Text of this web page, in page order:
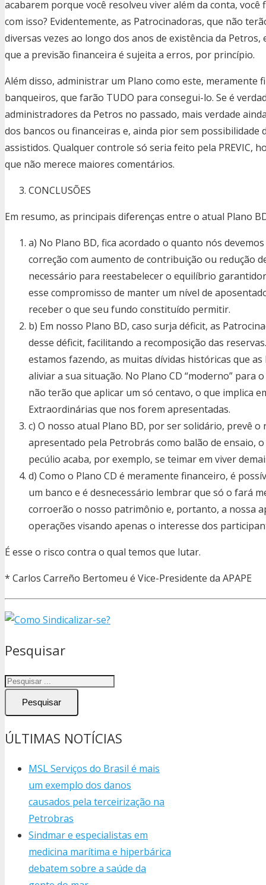
acabarem porque você resolveu viver além da conta,
com isso? Evidentemente, as Patrocinadoras, que não
diversas vezes ao longo dos anos de existência da
que a previsão financeira é sujeita a erros, por princípio.
Além disso, administrar um Plano como este, meramente
banqueiros, que farão TUDO para consegui-lo. Se é
administradores da Petros no passado, mais verdade
dos bancos ou financeiras e, ainda pior sem
assistidos. Qualquer controle só seria feito pela PREVIC,
que não merece maiores comentários.
CONCLUSÕES
Em resumo, as principais diferenças entre o atual Plano
a) No Plano BD, fica acordado o quanto nós
correção com aumento de contribuição ou redução
necessário para reestabelecer o equilíbrio
esse compromisso de manter um nível de
receber o que seu fundo constituído permitir.
b) Em nosso Plano BD, caso surja déficit, as
desse déficit, facilitando a recomposição das
estamos fazendo, as muitas dívidas históricas que
aliviar a sua situação. No Plano CD “moderno” para
não terão que aplicar um só centavo, o que implica
Extraordinárias que nos forem apresentadas.
c) O nosso atual Plano BD, por ser solidário, prevê
apresentado pela Petrobrás como balão de ensaio,
pecúlio acaba, por exemplo, se teimar em viver
d) Como o Plano CD é meramente financeiro, é
um banco e é desnecessário lembrar que só o fará
corroerão o nosso patrimônio e, portanto, a nossa
operações visando apenas o interesse dos
É esse o risco contra o qual temos que lutar.
* Carlos Carreño Bertomeu é Vice-Presidente da APAPE
Pesquisar
Pesquisar
ÚLTIMAS NOTÍCIAS
MSL Serviços do Brasil é mais
um exemplo dos danos
causados pela terceirização na
Petrobras
Sindmar e especialistas em
medicina marítima e hiperbárica
debatem sobre a saúde da